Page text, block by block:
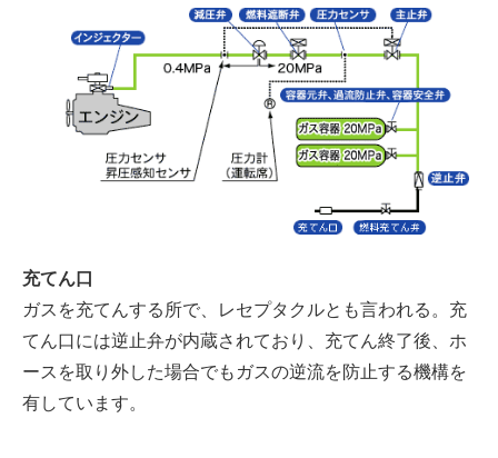
充てん口
ガスを充てんする所で、レセプタクルとも言われる。充
てん口には逆止弁が内蔵されており、充てん終了後、ホ
ースを取り外した場合でもガスの逆流を防止する機構を
有しています。